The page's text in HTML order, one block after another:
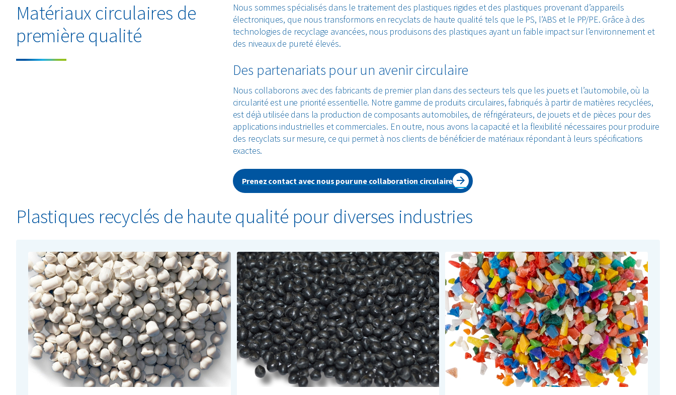
Matériaux circulaires de
première qualité
Nous sommes spécialisés dans le traitement des plastiques rigides et des plastiques provenant d’appareils
électroniques, que nous transformons en recyclats de haute qualité tels que le PS, l’ABS et le PP/PE. Grâce à des
technologies de recyclage avancées, nous produisons des plastiques ayant un faible impact sur l’environnement et
des niveaux de pureté élevés.
Des partenariats pour un avenir circulaire
Nous collaborons avec des fabricants de premier plan dans des secteurs tels que les jouets et l’automobile, où la
circularité est une priorité essentielle. Notre gamme de produits circulaires, fabriqués à partir de matières recyclées,
est déjà utilisée dans la production de composants automobiles, de réfrigérateurs, de jouets et de pièces pour des
applications industrielles et commerciales. En outre, nous avons la capacité et la flexibilité nécessaires pour produire
des recyclats sur mesure, ce qui permet à nos clients de bénéficier de matériaux répondant à leurs spécifications
exactes.
Prenez contact avec nous pour une collaboration circulaire
Plastiques recyclés de haute qualité pour diverses industries